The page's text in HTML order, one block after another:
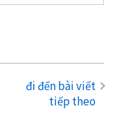
đi đến bài viết
tiếp theo